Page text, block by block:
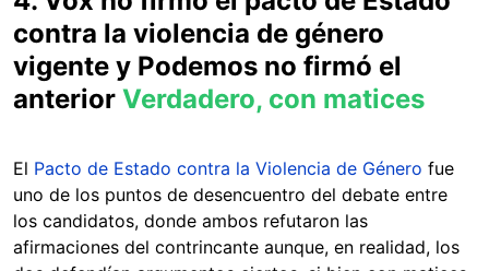
contra la violencia de género
vigente y Podemos no firmó el
anterior Verdadero, con matices
El Pacto de Estado contra la Violencia de Género fue
uno de los puntos de desencuentro del debate entre
los candidatos, donde ambos refutaron las
afirmaciones del contrincante aunque, en realidad, los